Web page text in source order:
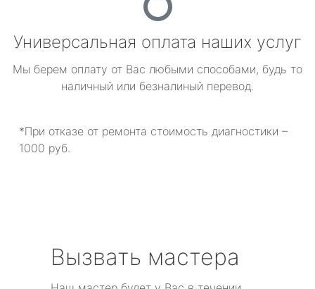
Универсальная оплата наших услуг
Мы берем оплату от Вас любыми способами, будь то
наличный или безналиный перевод.
*При отказе от ремонта стоимость диагностики –
1000 руб.
Вызвать мастера